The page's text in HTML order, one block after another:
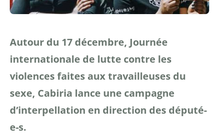
Autour du 17 décembre, Journée
internationale de lutte contre les
violences faites aux travailleuses du
sexe, Cabiria lance une campagne
d’interpellation en direction des député-
e-s.